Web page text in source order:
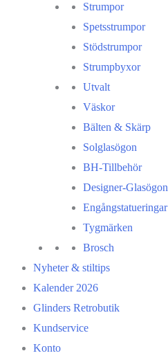
Strumpor
Spetsstrumpor
Stödstrumpor
Strumpbyxor
Utvalt
Väskor
Bälten & Skärp
Solglasögon
BH-Tillbehör
Designer-Glasögon
Engångstatueringar
Tygmärken
Brosch
Nyheter & stiltips
Kalender 2026
Glinders Retrobutik
Kundservice
Konto